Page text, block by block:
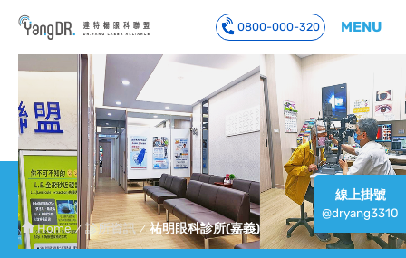
到主要內容
0800-000-320 MENU
Home 診所資訊 祐明眼科診所(嘉義)
線上掛號
@dryang3310